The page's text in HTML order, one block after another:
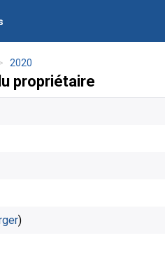
2020
propriétaire
)